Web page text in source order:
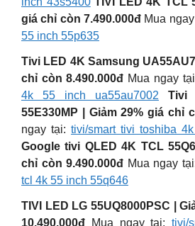
giá chỉ còn 7.490.000đ Mua
55 inch 55p635
Tivi LED 4K Samsung
chỉ còn 8.490.000đ Mua ngay
4k 55 inch ua55au7002
Tivi
55E330MP | Giảm 29% giá chỉ
ngay tại: tivi/smart tivi toshiba
Google tivi QLED 4K TCL
chỉ còn 9.490.000đ Mua ngay
tcl 4k 55 inch 55q646
TIVI LED LG 55UQ8000PSC |
10.490.000đ Mua ngay tại: tivi/